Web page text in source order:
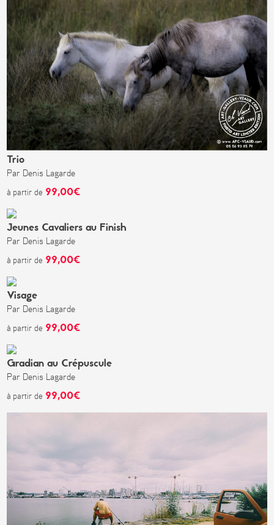
Trio
Par Denis Lagarde
à partir de 99,00€
Jeunes Cavaliers au Finish
Par Denis Lagarde
à partir de 99,00€
Visage
Par Denis Lagarde
à partir de 99,00€
Gradian au Crépuscule
Par Denis Lagarde
à partir de 99,00€